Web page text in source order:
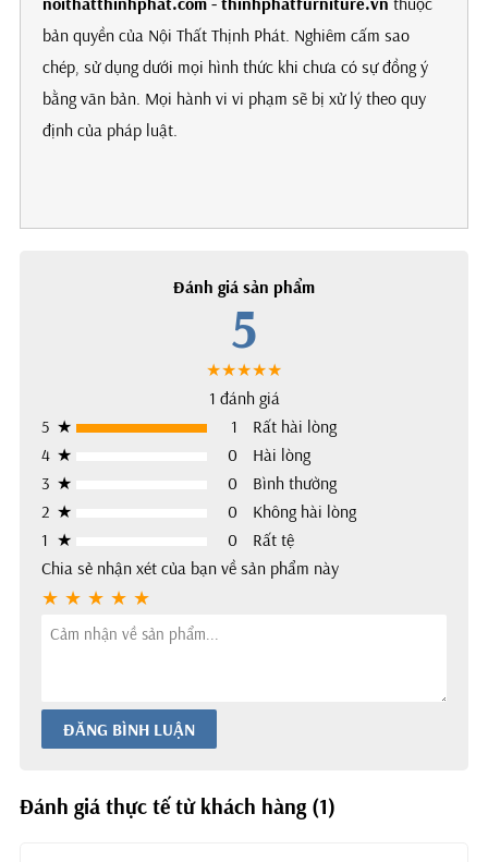
bản quyền của Nội Thất Thịnh Phát. Nghiêm cấm sao
chép, sử dụng dưới mọi hình thức khi chưa có sự đồng ý
bằng văn bản. Mọi hành vi vi phạm sẽ bị xử lý theo quy
định của pháp luật.
Đánh giá sản phẩm
5
★★★★★
1 đánh giá
5 ★ 1
Rất hài lòng
4 ★ 0
Hài lòng
3 ★ 0
Bình thường
2 ★ 0
Không hài lòng
1 ★ 0
Rất tệ
Chia sẻ nhận xét của bạn về sản phẩm này
ĐĂNG BÌNH LUẬN
Đánh giá thực tế từ khách hàng (1)